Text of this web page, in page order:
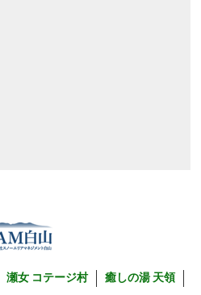
瀬女 コテージ村 癒しの湯 天領